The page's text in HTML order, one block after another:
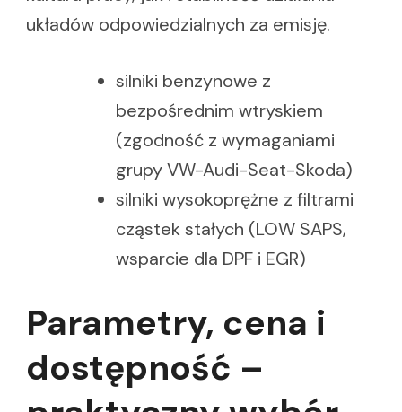
układów odpowiedzialnych za emisję.
silniki benzynowe z
bezpośrednim wtryskiem
(zgodność z wymaganiami
grupy VW-Audi-Seat-Skoda)
silniki wysokoprężne z filtrami
cząstek stałych (LOW SAPS,
wsparcie dla DPF i EGR)
Parametry, cena i
dostępność –